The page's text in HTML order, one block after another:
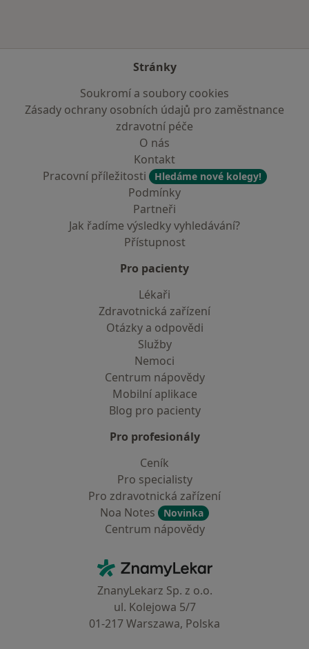
Stránky
Soukromí a soubory cookies
Zásady ochrany osobních údajů pro zaměstnance
zdravotní péče
O nás
Kontakt
Pracovní příležitosti
Hledáme nové kolegy!
Podmínky
Partneři
Jak řadíme výsledky vyhledávání?
Přístupnost
Pro pacienty
Lékaři
Zdravotnická zařízení
Otázky a odpovědi
Služby
Nemoci
Centrum nápovědy
Mobilní aplikace
Blog pro pacienty
Pro profesionály
Ceník
Pro specialisty
Pro zdravotnická zařízení
Noa Notes
Novinka
Centrum nápovědy
ZnamyLekar - Hlavní stránka
ZnanyLekarz Sp. z o.o.
ul. Kolejowa 5/7
01-217 Warszawa, Polska